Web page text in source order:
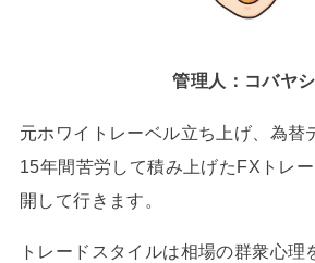
管理人：コバヤシ
元ホワイトレーベル立ち上げ、為替
15年間苦労して積み上げたFXトレ
開して行きます。
トレードスタイルは相場の群衆心理